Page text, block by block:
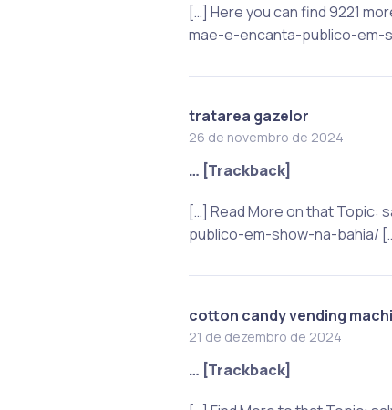
[…] Here you can find 9221
mae-e-encanta-publico-em-
tratarea gazelor
26 de novembro de 2024
… [Trackback]
[…] Read More on that
publico-em-show-na-bahia/
cotton candy vending
21 de dezembro de 2024
… [Trackback]